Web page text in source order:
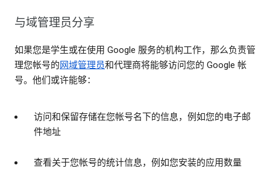
与域管理员分享
如果您是学生或在使用 Google 服务的机构工作，那么负责管
理您帐号的网域管理员和代理商将能够访问您的 Google 帐
号。他们或许能够：
访问和保留存储在您帐号名下的信息，例如您的电子邮
件地址
查看关于您帐号的统计信息，例如您安装的应用数量